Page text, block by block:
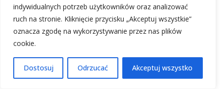
indywidualnych potrzeb użytkowników oraz analizować
ruch na stronie. Kliknięcie przycisku „Akceptuj wszystkie”
oznacza zgodę na wykorzystywanie przez nas plików
cookie.
Dostosuj Odrzucać Akceptuj wszystko
Składy: AC Milan – Bologna FC: Kto zagra w hicie
Serie A?
Składy: AC Monza – A.C. Milan: Kto zagra w
Składy Bologna FC vs Cagliari Calcio:
Przedmeczowa analiza taktyk
Składy Torino FC i Napoli: Kto zagra w meczu